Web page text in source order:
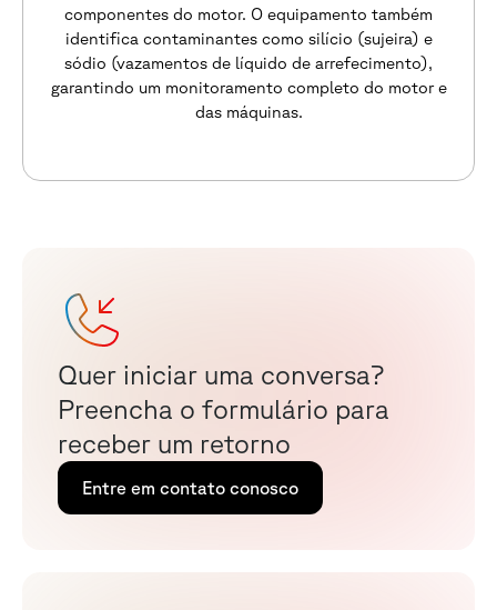
componentes do motor. O equipamento também
identifica contaminantes como silício (sujeira) e
sódio (vazamentos de líquido de arrefecimento),
garantindo um monitoramento completo do motor e
das máquinas.
Quer iniciar uma conversa?
Preencha o formulário para
receber um retorno
Entre em contato conosco